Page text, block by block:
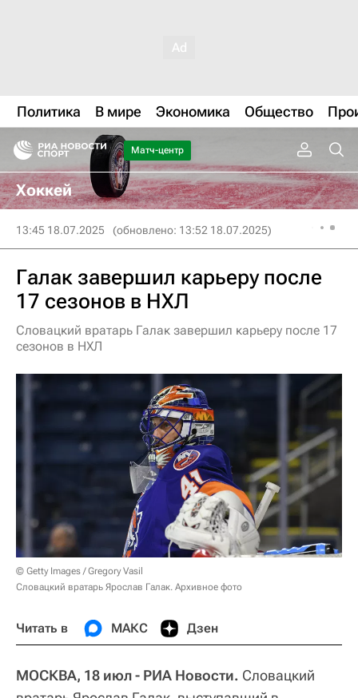
Политика В мире Экономика Общество
Матч-центр
Хоккей
13:45 18.07.2025 (обновлено: 13:52 18.07.2025)
Галак завершил карьеру после
17 сезонов в НХЛ
Словацкий вратарь Галак завершил карьеру после 17
сезонов в НХЛ
© Getty Images / Gregory Vasil
Словацкий вратарь Ярослав Галак. Архивное фото
Читать в МАКС Дзен
МОСКВА, 18 июл - РИА Новости. Словацкий